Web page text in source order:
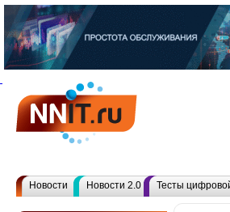
Новости Новости 2.0 Тесты